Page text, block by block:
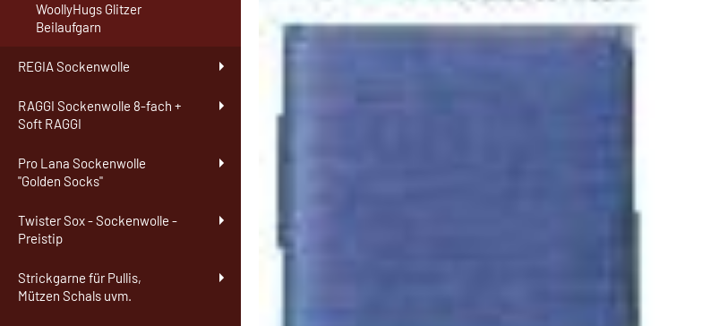
WoollyHugs Glitzer
Beilaufgarn
REGIA Sockenwolle
RAGGI Sockenwolle 8-fach +
Soft RAGGI
Pro Lana Sockenwolle
"Golden Socks"
Twister Sox - Sockenwolle -
Preistip
Strickgarne für Pullis,
Mützen Schals uvm.